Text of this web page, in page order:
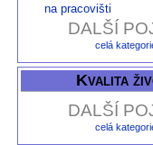
na pracovišti
DALŠÍ
celá
Kvalita
DALŠÍ
celá